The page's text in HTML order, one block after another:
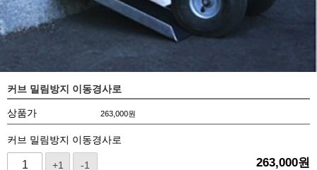
커브 밀림방지 이동경사로
상품가 263,000원
커브 밀림방지 이동경사로
+1 -1 263,000원